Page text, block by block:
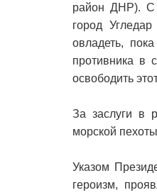
район ДНР). С
город
овладеть,
противника в
освободить
За заслуги в
морской
Указом
героизм,